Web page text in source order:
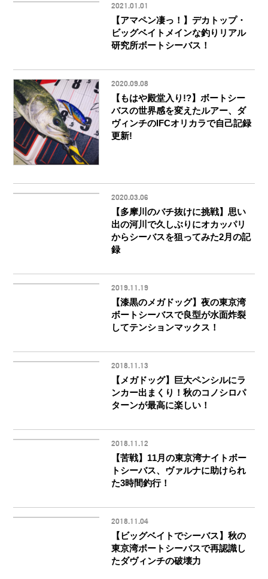
2021.01.01
【アマペン凄っ！】デカトップ・
ビッグベイトメインな釣りリアル
研究所ボートシーバス！
2020.09.08
【もはや殿堂入り!?】ボートシー
バスの世界感を変えたルアー、ダ
ヴィンチのIFCオリカラで自己記録
更新!
2020.03.06
【多摩川のバチ抜けに挑戦】思い
出の河川で久しぶりにオカッパリ
からシーバスを狙ってみた2月の記
録
2019.11.19
【漆黒のメガドッグ】夜の東京湾
ボートシーバスで良型が水面炸裂
してテンションマックス！
2018.11.13
【メガドッグ】巨大ペンシルにラ
ンカー出まくり！秋のコノシロパ
ターンが最高に楽しい！
2018.11.12
【苦戦】11月の東京湾ナイトボー
トシーバス、ヴァルナに助けられ
た3時間釣行！
2018.11.04
【ビッグベイトでシーバス】秋の
東京湾ボートシーバスで再認識し
たダヴィンチの破壊力